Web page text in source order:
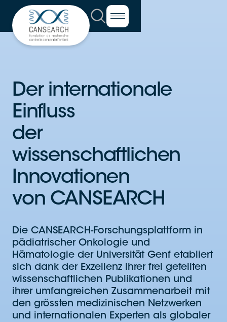
Der internationale
Einfluss
der
wissenschaftlichen
Innovationen
von CANSEARCH
Die CANSEARCH-Forschungsplattform in
pädiatrischer Onkologie und
Hämatologie der Universität Genf etabliert
sich dank der Exzellenz ihrer frei geteilten
wissenschaftlichen Publikationen und
ihrer umfangreichen Zusammenarbeit mit
den grössten medizinischen Netzwerken
und internationalen Experten als globaler